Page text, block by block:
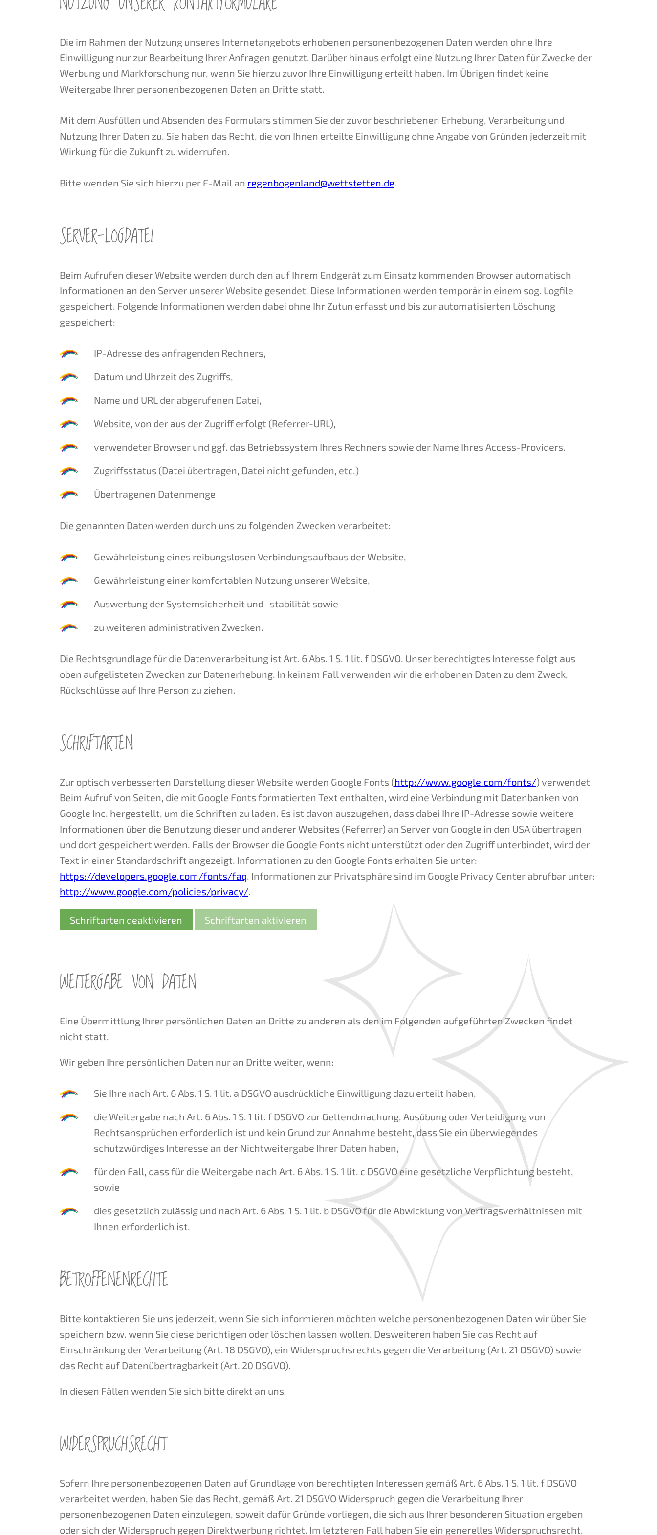
Die im Rahmen der Nutzung unseres Internetangebots erhobenen personenbezogenen Daten werden ohne Ihre
Einwilligung nur zur Bearbeitung Ihrer Anfragen genutzt. Darüber hinaus erfolgt eine Nutzung Ihrer Daten für Zwecke der
Werbung und Markforschung nur, wenn Sie hierzu zuvor Ihre Einwilligung erteilt haben. Im Übrigen findet keine
Weitergabe Ihrer personenbezogenen Daten an Dritte statt.
Mit dem Ausfüllen und Absenden des Formulars stimmen Sie der zuvor beschriebenen Erhebung, Verarbeitung und
Nutzung Ihrer Daten zu. Sie haben das Recht, die von Ihnen erteilte Einwilligung ohne Angabe von Gründen jederzeit mit
Wirkung für die Zukunft zu widerrufen.
Bitte wenden Sie sich hierzu per E-Mail an regenbogenland@wettstetten.de.
SERVER-LOGDATEI
Beim Aufrufen dieser Website werden durch den auf Ihrem Endgerät zum Einsatz kommenden Browser automatisch
Informationen an den Server unserer Website gesendet. Diese Informationen werden temporär in einem sog. Logfile
gespeichert. Folgende Informationen werden dabei ohne Ihr Zutun erfasst und bis zur automatisierten Löschung
gespeichert:
IP-Adresse des anfragenden Rechners,
Datum und Uhrzeit des Zugriffs,
Name und URL der abgerufenen Datei,
Website, von der aus der Zugriff erfolgt (Referrer-URL),
verwendeter Browser und ggf. das Betriebssystem Ihres Rechners sowie der Name Ihres Access-Providers.
Zugriffsstatus (Datei übertragen, Datei nicht gefunden, etc.)
Übertragenen Datenmenge
Die genannten Daten werden durch uns zu folgenden Zwecken verarbeitet:
Gewährleistung eines reibungslosen Verbindungsaufbaus der Website,
Gewährleistung einer komfortablen Nutzung unserer Website,
Auswertung der Systemsicherheit und -stabilität sowie
zu weiteren administrativen Zwecken.
Die Rechtsgrundlage für die Datenverarbeitung ist Art. 6 Abs. 1 S. 1 lit. f DSGVO. Unser berechtigtes Interesse folgt aus
oben aufgelisteten Zwecken zur Datenerhebung. In keinem Fall verwenden wir die erhobenen Daten zu dem Zweck,
Rückschlüsse auf Ihre Person zu ziehen.
SCHRIFTARTEN
Zur optisch verbesserten Darstellung dieser Website werden Google Fonts (http://www.google.com/fonts/) verwendet.
Beim Aufruf von Seiten, die mit Google Fonts formatierten Text enthalten, wird eine Verbindung mit Datenbanken von
Google Inc. hergestellt, um die Schriften zu laden. Es ist davon auszugehen, dass dabei Ihre IP-Adresse sowie weitere
Informationen über die Benutzung dieser und anderer Websites (Referrer) an Server von Google in den USA übertragen
und dort gespeichert werden. Falls der Browser die Google Fonts nicht unterstützt oder den Zugriff unterbindet, wird der
Text in einer Standardschrift angezeigt. Informationen zu den Google Fonts erhalten Sie unter:
https://developers.google.com/fonts/faq. Informationen zur Privatsphäre sind im Google Privacy Center abrufbar unter:
http://www.google.com/policies/privacy/.
Schriftarten deaktivieren Schriftarten aktivieren
WEITERGABE VON DATEN
Eine Übermittlung Ihrer persönlichen Daten an Dritte zu anderen als den im Folgenden aufgeführten Zwecken findet
nicht statt.
Wir geben Ihre persönlichen Daten nur an Dritte weiter, wenn:
Sie Ihre nach Art. 6 Abs. 1 S. 1 lit. a DSGVO ausdrückliche Einwilligung dazu erteilt haben,
die Weitergabe nach Art. 6 Abs. 1 S. 1 lit. f DSGVO zur Geltendmachung, Ausübung oder Verteidigung von
Rechtsansprüchen erforderlich ist und kein Grund zur Annahme besteht, dass Sie ein überwiegendes
schutzwürdiges Interesse an der Nichtweitergabe Ihrer Daten haben,
für den Fall, dass für die Weitergabe nach Art. 6 Abs. 1 S. 1 lit. c DSGVO eine gesetzliche Verpflichtung besteht,
sowie
dies gesetzlich zulässig und nach Art. 6 Abs. 1 S. 1 lit. b DSGVO für die Abwicklung von Vertragsverhältnissen mit
Ihnen erforderlich ist.
BETROFFENENRECHTE
Bitte kontaktieren Sie uns jederzeit, wenn Sie sich informieren möchten welche personenbezogenen Daten wir über Sie
speichern bzw. wenn Sie diese berichtigen oder löschen lassen wollen. Desweiteren haben Sie das Recht auf
Einschränkung der Verarbeitung (Art. 18 DSGVO), ein Widerspruchsrechts gegen die Verarbeitung (Art. 21 DSGVO) sowie
das Recht auf Datenübertragbarkeit (Art. 20 DSGVO).
In diesen Fällen wenden Sie sich bitte direkt an uns.
WIDERSPRUCHSRECHT
Sofern Ihre personenbezogenen Daten auf Grundlage von berechtigten Interessen gemäß Art. 6 Abs. 1 S. 1 lit. f DSGVO
verarbeitet werden, haben Sie das Recht, gemäß Art. 21 DSGVO Widerspruch gegen die Verarbeitung Ihrer
personenbezogenen Daten einzulegen, soweit dafür Gründe vorliegen, die sich aus Ihrer besonderen Situation ergeben
oder sich der Widerspruch gegen Direktwerbung richtet. Im letzteren Fall haben Sie ein generelles Widerspruchsrecht,